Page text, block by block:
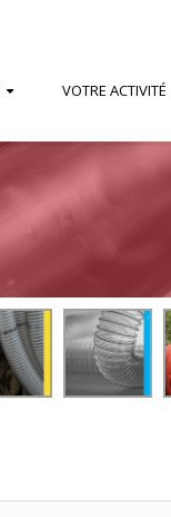
VOTRE ACTIVITÉ